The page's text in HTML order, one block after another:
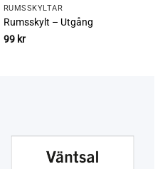
RUMS­SKYLTAR
Rumsskylt – Utgång
99 kr